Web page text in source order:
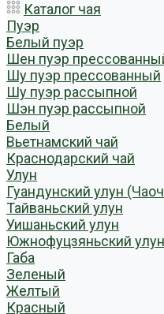
Каталог чая
Пуэр
Белый пуэр
Шен пуэр
Шу пуэр прессованный
Шу пуэр рассыпной
Шэн пуэр рассыпной
Белый
Вьетнамский чай
Краснодарский чай
Улун
Гуандунский улун
Тайваньский улун
Уишаньский улун
Южнофуцзяньский улун
Габа
Зеленый
Желтый
Красный